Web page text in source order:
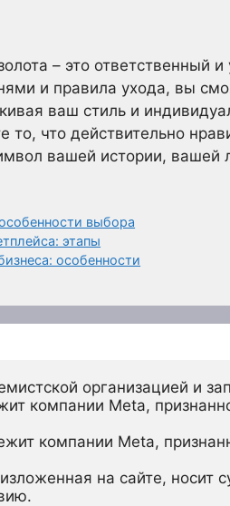
– это ответственный
и правила ухода, вы
ваш стиль и
то, что действительно
вашей истории,
выбора
этапы
особенности
организацией и
компании Meta,
компании Meta,
на сайте, носит